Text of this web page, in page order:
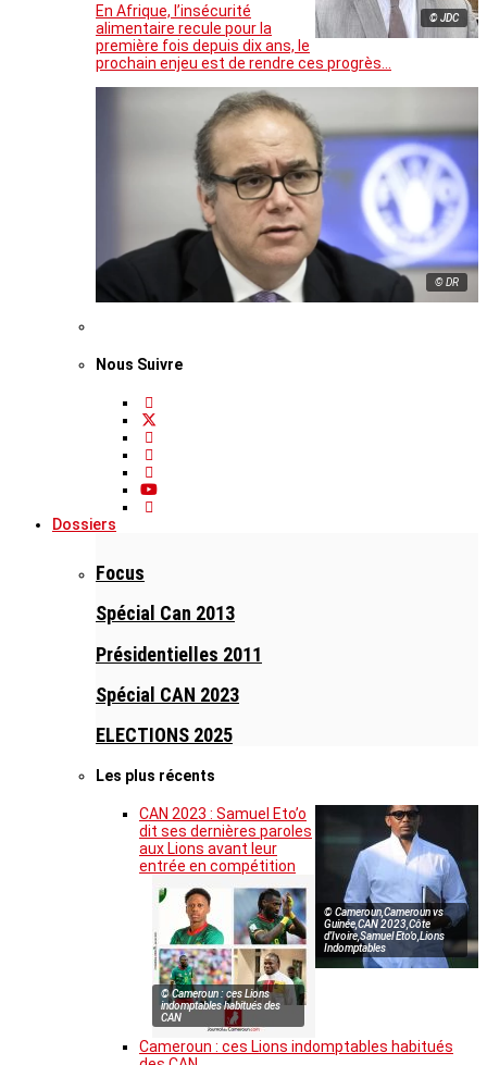
© JDC
En Afrique, l’insécurité
alimentaire recule pour la
première fois depuis dix ans, le
prochain enjeu est de rendre ces progrès…
© DR
Nous Suivre
Dossiers
Focus
Spécial Can 2013
Présidentielles 2011
Spécial CAN 2023
ELECTIONS 2025
Les plus récents
© Cameroun,Cameroun vs
Guinée,CAN 2023,Côte
d’Ivoire,Samuel Eto’o,Lions
Indomptables
CAN 2023 : Samuel Eto’o
dit ses dernières paroles
aux Lions avant leur
entrée en compétition
© Cameroun : ces Lions
indomptables habitués des
CAN
Cameroun : ces Lions indomptables habitués